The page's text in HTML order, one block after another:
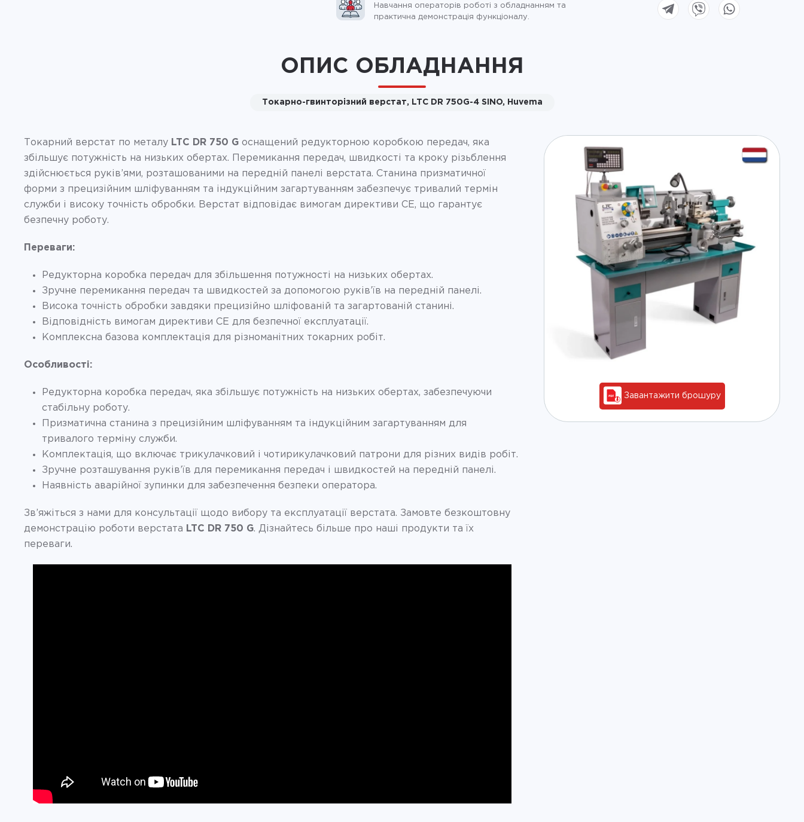
Навчання операторів роботі з обладнанням та
практична демонстрація функціоналу.
ОПИС ОБЛАДНАННЯ
Токарно-гвинторізний верстат, LTC DR 750G-4 SINO, Huvema
Токарний верстат по металу LTC DR 750 G оснащений редукторною коробкою передач, яка
збільшує потужність на низьких обертах. Перемикання передач, швидкості та кроку різьблення
здійснюється руків’ями, розташованими на передній панелі верстата. Станина призматичної
форми з прецизійним шліфуванням та індукційним загартуванням забезпечує тривалий термін
служби і високу точність обробки. Верстат відповідає вимогам директиви CE, що гарантує
безпечну роботу.
Переваги:
Редукторна коробка передач для збільшення потужності на низьких обертах.
Зручне перемикання передач та швидкостей за допомогою руків’їв на передній панелі.
Висока точність обробки завдяки прецизійно шліфованій та загартованій станині.
Відповідність вимогам директиви CE для безпечної експлуатації.
Комплексна базова комплектація для різноманітних токарних робіт.
Особливості:
Редукторна коробка передач, яка збільшує потужність на низьких обертах, забезпечуючи
стабільну роботу.
Призматична станина з прецизійним шліфуванням та індукційним загартуванням для
тривалого терміну служби.
Комплектація, що включає трикулачковий і чотирикулачковий патрони для різних видів робіт.
Зручне розташування руків’їв для перемикання передач і швидкостей на передній панелі.
Наявність аварійної зупинки для забезпечення безпеки оператора.
Зв’яжіться з нами для консультації щодо вибору та експлуатації верстата. Замовте безкоштовну
демонстрацію роботи верстата LTC DR 750 G. Дізнайтесь більше про наші продукти та їх
переваги.
Завантажити брошуру